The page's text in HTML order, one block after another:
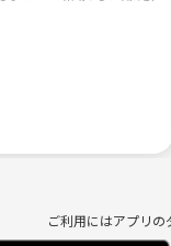
ご利用にはアプリ